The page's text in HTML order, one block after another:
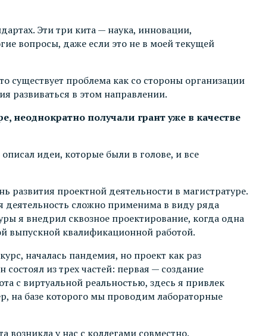
Эти три кита — наука, инновации,
вопросы, даже если это не в моей текущей
существует проблема как со стороны организации
развиваться в этом направлении.
неоднократно получали грант уже в качестве
идеи, которые были в голове, и все
развития проектной деятельности в магистратуре.
деятельность сложно применима в виду ряда
я внедрил сквозное проектирование, когда одна
выпускной квалификационной работой.
началась пандемия, но проект как раз
из трех частей: первая — создание
с виртуальной реальностью, здесь я привлек
на базе которого мы проводим лабораторные
возникла у нас с коллегами совместно.